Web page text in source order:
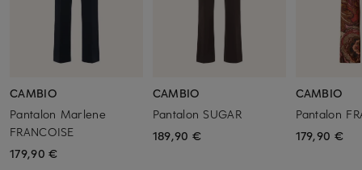
CAMBIO
Pantalon Marlene
FRANCOISE
179,90 €
CAMBIO
Pantalon SUGAR
189,90 €
CAMBIO
Pantalon
179,90 €